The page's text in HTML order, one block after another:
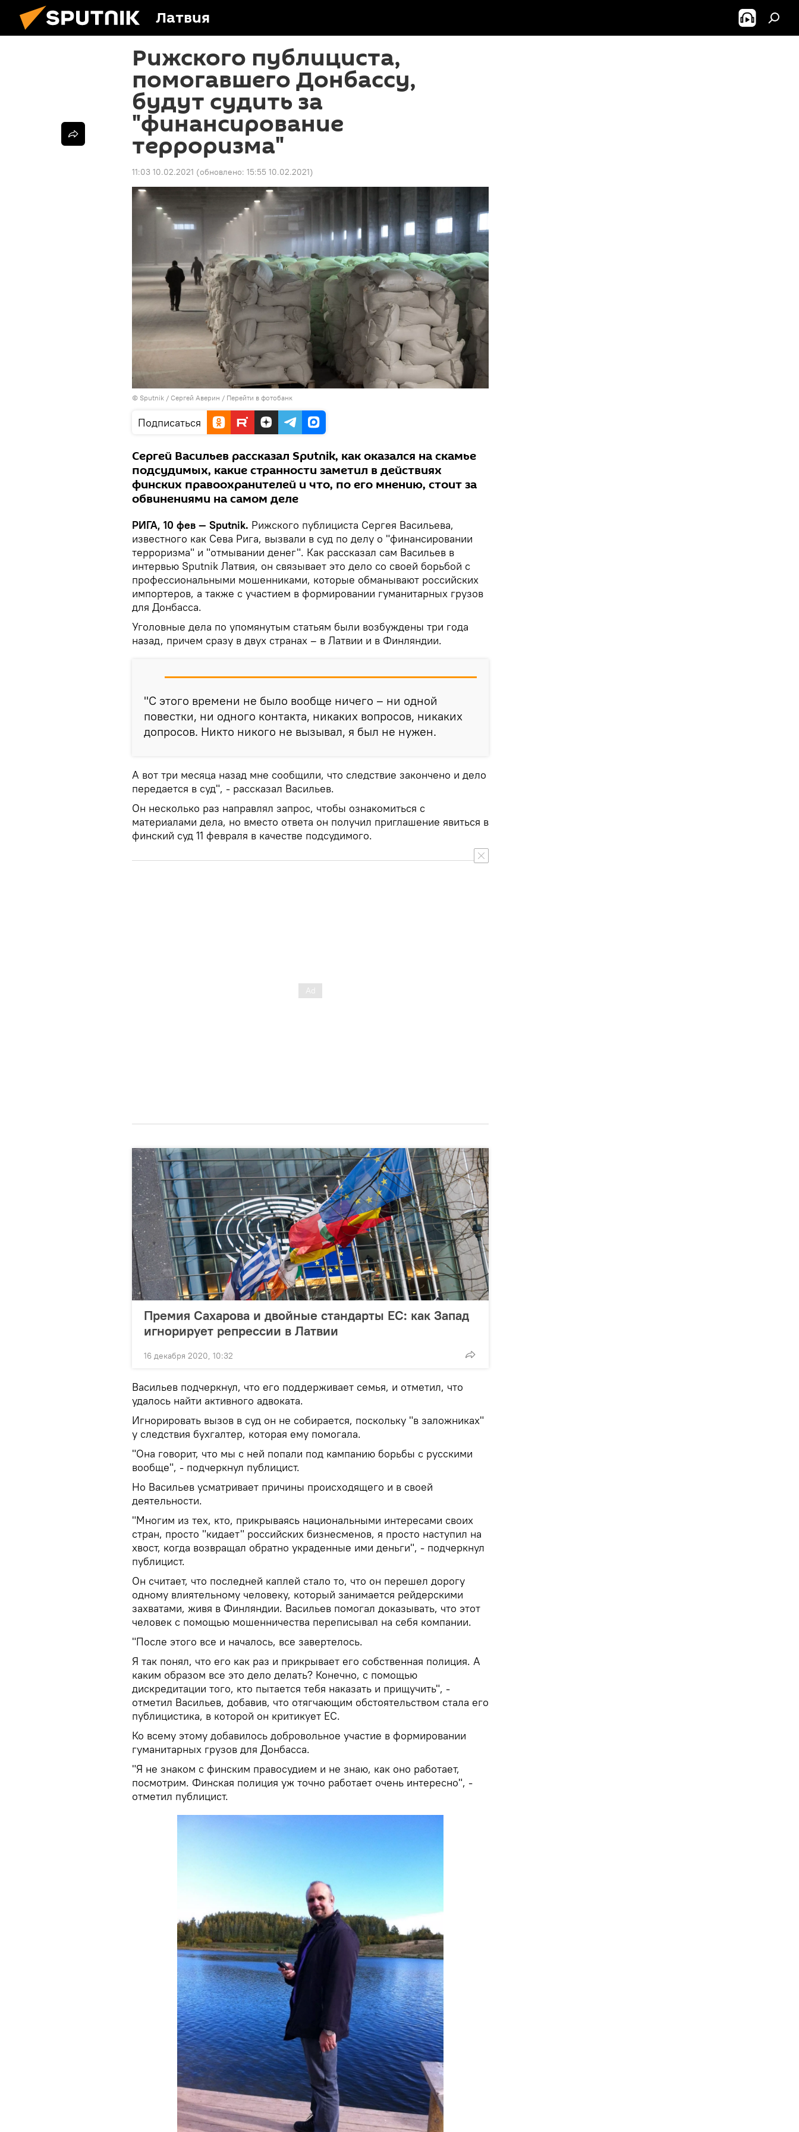
Латвия
Рижского публициста,
помогавшего Донбассу,
будут судить за
"финансирование
терроризма"
11:03 10.02.2021 (обновлено: 15:55 10.02.2021)
© Sputnik / Сергей Аверин / Перейти в фотобанк
Подписаться
Сергей Васильев рассказал Sputnik, как оказался на скамье
подсудимых, какие странности заметил в действиях
финских правоохранителей и что, по его мнению, стоит за
обвинениями на самом деле
РИГА, 10 фев — Sputnik. Рижского публициста Сергея Васильева,
известного как Сева Рига, вызвали в суд по делу о "финансировании
терроризма" и "отмывании денег". Как рассказал сам Васильев в
интервью Sputnik Латвия, он связывает это дело со своей борьбой с
профессиональными мошенниками, которые обманывают российских
импортеров, а также с участием в формировании гуманитарных грузов
для Донбасса.
Уголовные дела по упомянутым статьям были возбуждены три года
назад, причем сразу в двух странах – в Латвии и в Финляндии.
"С этого времени не было вообще ничего – ни одной
повестки, ни одного контакта, никаких вопросов, никаких
допросов. Никто никого не вызывал, я был не нужен.
А вот три месяца назад мне сообщили, что следствие закончено и дело
передается в суд", - рассказал Васильев.
Он несколько раз направлял запрос, чтобы ознакомиться с
материалами дела, но вместо ответа он получил приглашение явиться в
финский суд 11 февраля в качестве подсудимого.
Премия Сахарова и двойные стандарты ЕС: как Запад
игнорирует репрессии в Латвии
16 декабря 2020, 10:32
Васильев подчеркнул, что его поддерживает семья, и отметил, что
удалось найти активного адвоката.
Игнорировать вызов в суд он не собирается, поскольку "в заложниках"
у следствия бухгалтер, которая ему помогала.
"Она говорит, что мы с ней попали под кампанию борьбы с русскими
вообще", - подчеркнул публицист.
Но Васильев усматривает причины происходящего и в своей
деятельности.
"Многим из тех, кто, прикрываясь национальными интересами своих
стран, просто "кидает" российских бизнесменов, я просто наступил на
хвост, когда возвращал обратно украденные ими деньги", - подчеркнул
публицист.
Он считает, что последней каплей стало то, что он перешел дорогу
одному влиятельному человеку, который занимается рейдерскими
захватами, живя в Финляндии. Васильев помогал доказывать, что этот
человек с помощью мошенничества переписывал на себя компании.
"После этого все и началось, все завертелось.
Я так понял, что его как раз и прикрывает его собственная полиция. А
каким образом все это дело делать? Конечно, с помощью
дискредитации того, кто пытается тебя наказать и прищучить", -
отметил Васильев, добавив, что отягчающим обстоятельством стала его
публицистика, в которой он критикует ЕС.
Ко всему этому добавилось добровольное участие в формировании
гуманитарных грузов для Донбасса.
"Я не знаком с финским правосудием и не знаю, как оно работает,
посмотрим. Финская полиция уж точно работает очень интересно", -
отметил публицист.